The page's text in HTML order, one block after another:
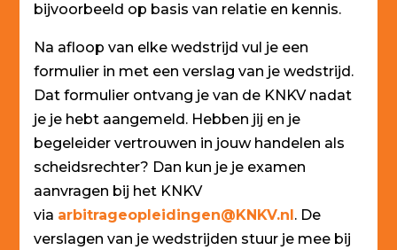
bijvoorbeeld op basis van relatie en kennis.
Na afloop van elke wedstrijd vul je een
formulier in met een verslag van je wedstrijd.
Dat formulier ontvang je van de KNKV nadat
je je hebt aangemeld. Hebben jij en je
begeleider vertrouwen in jouw handelen als
scheidsrechter? Dan kun je je examen
aanvragen bij het KNKV
via arbitrageopleidingen@KNKV.nl . De
verslagen van je wedstrijden stuur je mee bij